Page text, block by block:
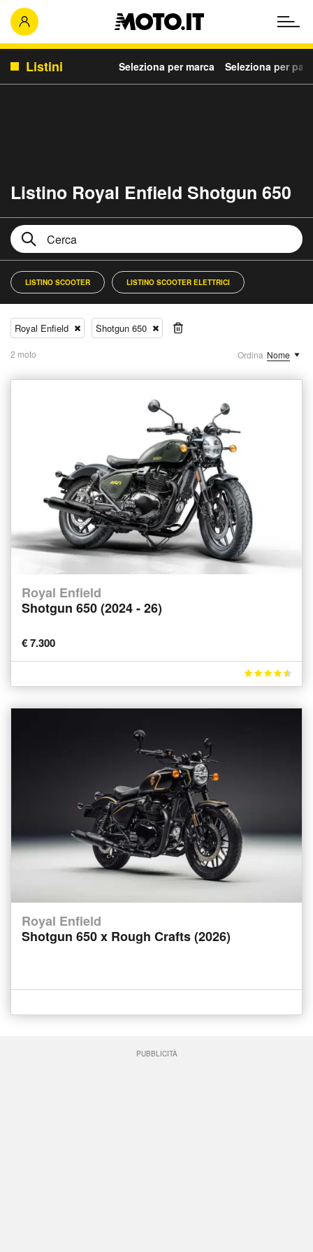
Listini Seleziona per marca Seleziona per
Listino Royal Enfield Shotgun 650
LISTINO SCOOTER LISTINO SCOOTER ELETTRICI
Royal Enfield Shotgun 650
2 moto Ordina Nome
Royal Enfield
Shotgun 650 (2024 - 26)
€ 7.300
Royal Enfield
Shotgun 650 x Rough Crafts (2026)
PUBBLICITÀ